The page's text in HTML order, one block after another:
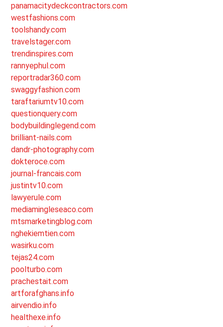
panamacitydeckcontractors.com
westfashions.com
toolshandy.com
travelstager.com
trendinspires.com
rannyephul.com
reportradar360.com
swaggyfashion.com
taraftariumtv10.com
questionquery.com
bodybuildinglegend.com
brilliant-nails.com
dandr-photography.com
dokteroce.com
journal-francais.com
justintv10.com
lawyerule.com
mediamingleseaco.com
mtsmarketingblog.com
nghekiemtien.com
wasirku.com
tejas24.com
poolturbo.com
prachestait.com
artforafghans.info
airvendio.info
healthexe.info